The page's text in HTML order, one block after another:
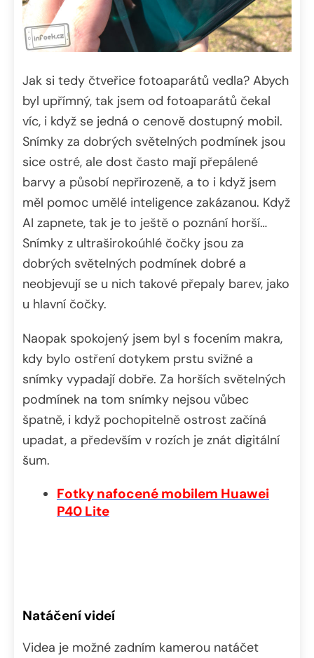
Jak si tedy čtveřice fotoaparátů vedla? Abych
byl upřímný, tak jsem od fotoaparátů čekal
víc, i když se jedná o cenově dostupný mobil.
Snímky za dobrých světelných podmínek jsou
sice ostré, ale dost často mají přepálené
barvy a působí nepřirozeně, a to i když jsem
měl pomoc umělé inteligence zakázanou. Když
AI zapnete, tak je to ještě o poznání horší…
Snímky z ultraširokoúhlé čočky jsou za
dobrých světelných podmínek dobré a
neobjevují se u nich takové přepaly barev, jako
u hlavní čočky.
Naopak spokojený jsem byl s focením makra,
kdy bylo ostření dotykem prstu svižné a
snímky vypadají dobře. Za horších světelných
podmínek na tom snímky nejsou vůbec
špatně, i když pochopitelně ostrost začíná
upadat, a především v rozích je znát digitální
šum.
Fotky nafocené mobilem Huawei
P40 Lite
Natáčení videí
Videa je možné zadním kamerou natáčet